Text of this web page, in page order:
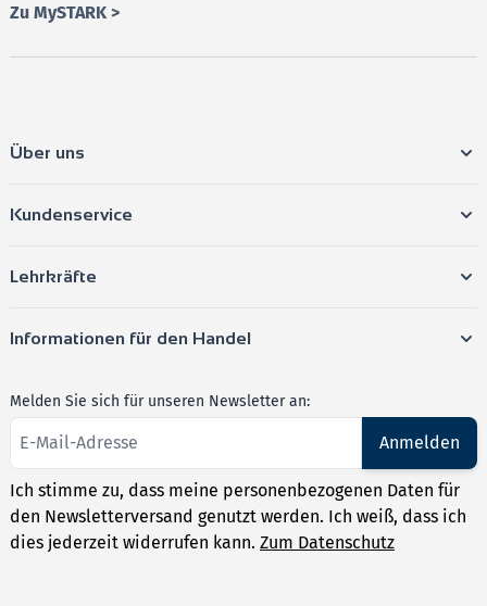
Zu MySTARK >
Über uns
Kundenservice
Lehrkräfte
Informationen für den Handel
Melden Sie sich für unseren Newsletter an:
Anmelden
Ich stimme zu, dass meine personenbezogenen Daten für
den Newsletterversand genutzt werden. Ich weiß, dass ich
dies jederzeit widerrufen kann. Zum Datenschutz